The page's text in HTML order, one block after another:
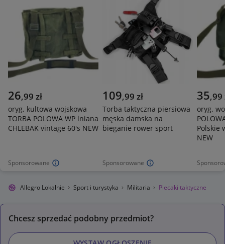
Sponsorowane
26,99 zł
oryg. kultowa wojskowa
TORBA POLOWA WP lniana
CHLEBAK vintage 60's NEW
Sponsorowane
109,99 zł
Torba taktyczna piersiowa
męska damska na
bieganie rower sport
35,99
oryg.
Polskie
NEW
Allegro Lokalnie Sport i turystyka Militaria Plecaki taktyczne
Chcesz sprzedać podobny przedmiot?